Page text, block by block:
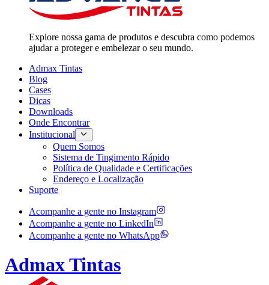
Explore nossa gama de produtos e descubra como podemos
ajudar a proteger e embelezar o seu mundo.
Admax Tintas
Blog
Cases
Dicas
Downloads
Onde Encontrar
Institucional
Quem Somos
Sistema de Tingimento Rápido
Política de Qualidade e Certificações
Endereço e Localização
Suporte
Acompanhe a gente no Instagram
Acompanhe a gente no LinkedIn
Acompanhe a gente no WhatsApp
Admax Tintas